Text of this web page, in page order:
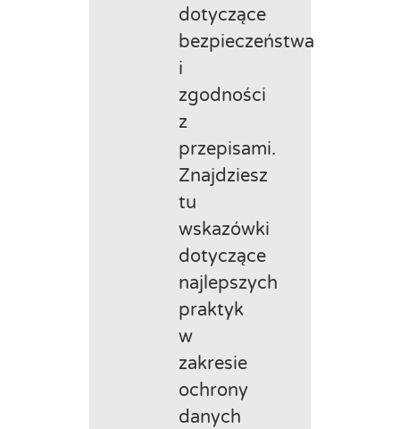
dotyczące
bezpieczeństwa
i
zgodności
z
przepisami.
Znajdziesz
tu
wskazówki
dotyczące
najlepszych
praktyk
w
zakresie
ochrony
danych